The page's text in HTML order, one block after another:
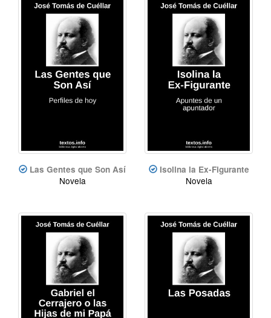
Las Gentes que Son Así
Novela
Isolina la Ex-Figurante
Novela